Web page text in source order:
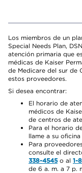
Los miembros de un
Special Needs Plan,
atención primaria que
médicas de Kaiser
de Medicare del sur de
estos proveedores.
Si desea encontrar:
El horario de
médicos de
de centros de
Para el horario
llame a su
Para
consulte el
338-4545o al 1-
de 6 a. m. a 7 p.